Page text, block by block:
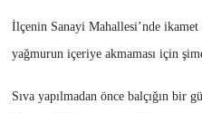
İlçenin Sanayi Mahallesi’nde
yağmurun içeriye akmaması için
Sıva yapılmadan önce balçığın bir